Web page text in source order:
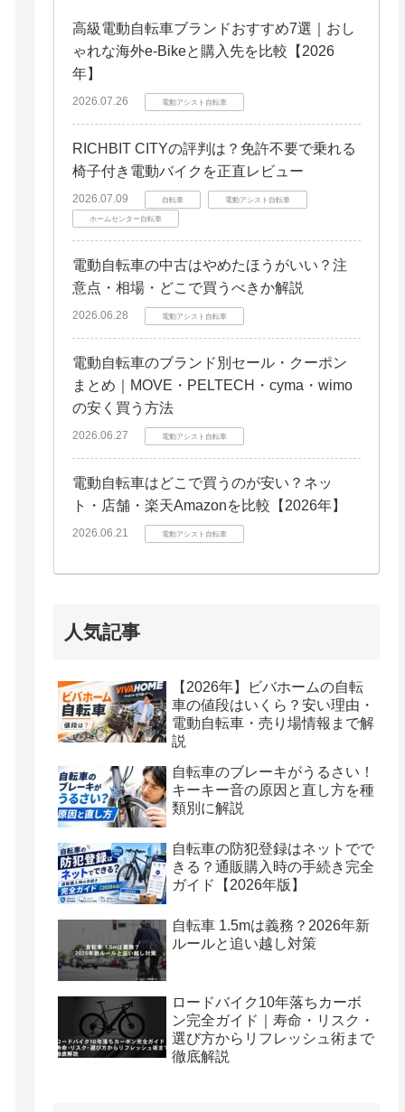
高級電動自転車ブランドおすすめ7選｜おし
ゃれな海外e-Bikeと購入先を比較【2026
年】
2026.07.26 電動アシスト自転車
RICHBIT CITYの評判は？免許不要で乗れる
椅子付き電動バイクを正直レビュー
2026.07.09 自転車 電動アシスト自転車
ホームセンター自転車
電動自転車の中古はやめたほうがいい？注
意点・相場・どこで買うべきか解説
2026.06.28 電動アシスト自転車
電動自転車のブランド別セール・クーポン
まとめ｜MOVE・PELTECH・cyma・wimo
の安く買う方法
2026.06.27 電動アシスト自転車
電動自転車はどこで買うのが安い？ネッ
ト・店舗・楽天Amazonを比較【2026年】
2026.06.21 電動アシスト自転車
人気記事
【2026年】ビバホームの自転
車の値段はいくら？安い理由・
電動自転車・売り場情報まで解
説
自転車のブレーキがうるさい！
キーキー音の原因と直し方を種
類別に解説
自転車の防犯登録はネットでで
きる？通販購入時の手続き完全
ガイド【2026年版】
自転車 1.5mは義務？2026年新
ルールと追い越し対策
ロードバイク10年落ちカーボ
ン完全ガイド｜寿命・リスク・
選び方からリフレッシュ術まで
徹底解説